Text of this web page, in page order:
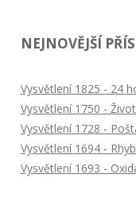
NEJNOVĚJŠÍ
Vysvětlení 1825 - 24
Vysvětlení 1750 -
Vysvětlení 1728 -
Vysvětlení 1694 -
Vysvětlení 1693 -